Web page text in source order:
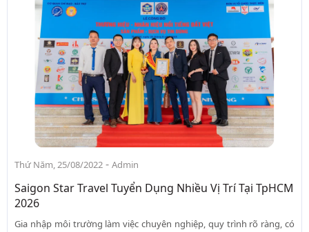
Thứ Năm, 25/08/2022 - Admin
Saigon Star Travel Tuyển Dụng Nhiều Vị Trí Tại TpHCM
2026
Gia nhập môi trường làm việc chuyên nghiệp, quy trình rõ ràng, có